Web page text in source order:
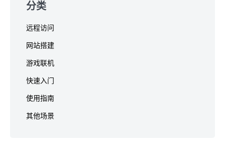
分类
远程访问
网站搭建
游戏联机
快速入门
使用指南
其他场景